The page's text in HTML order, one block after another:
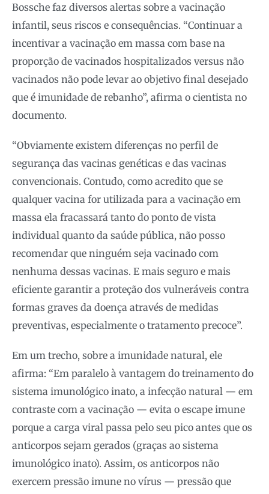
Bossche faz diversos alertas sobre a vacinação
infantil, seus riscos e consequências. “Continuar a
incentivar a vacinação em massa com base na
proporção de vacinados hospitalizados versus não
vacinados não pode levar ao objetivo final desejado
que é imunidade de rebanho”, afirma o cientista no
documento.
“Obviamente existem diferenças no perfil de
segurança das vacinas genéticas e das vacinas
convencionais. Contudo, como acredito que se
qualquer vacina for utilizada para a vacinação em
massa ela fracassará tanto do ponto de vista
individual quanto da saúde pública, não posso
recomendar que ninguém seja vacinado com
nenhuma dessas vacinas. E mais seguro e mais
eficiente garantir a proteção dos vulneráveis contra
formas graves da doença através de medidas
preventivas, especialmente o tratamento precoce”.
Em um trecho, sobre a imunidade natural, ele
afirma: “Em paralelo à vantagem do treinamento do
sistema imunológico inato, a infecção natural — em
contraste com a vacinação — evita o escape imune
porque a carga viral passa pelo seu pico antes que os
anticorpos sejam gerados (graças ao sistema
imunológico inato). Assim, os anticorpos não
exercem pressão imune no vírus — pressão que